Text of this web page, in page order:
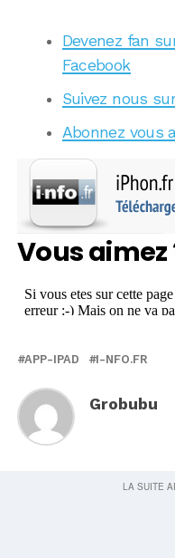
Devenez fan
Facebook
Suivez nous
Abonnez vous
Vous aimez
APP-IPAD I-NFO.FR
Grobubu